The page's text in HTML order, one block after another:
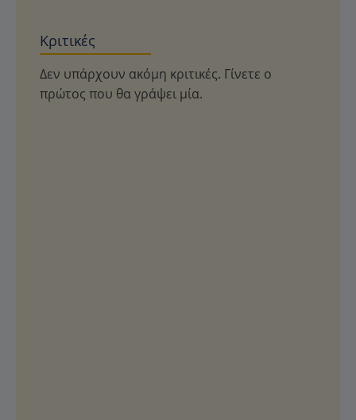
Κριτικές
Δεν υπάρχουν ακόμη κριτικές. Γίνετε ο
πρώτος που θα γράψει μία.